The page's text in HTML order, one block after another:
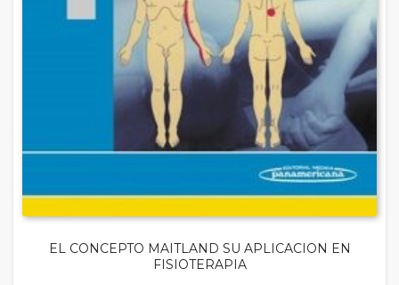
EL CONCEPTO MAITLAND SU APLICACION EN
FISIOTERAPIA